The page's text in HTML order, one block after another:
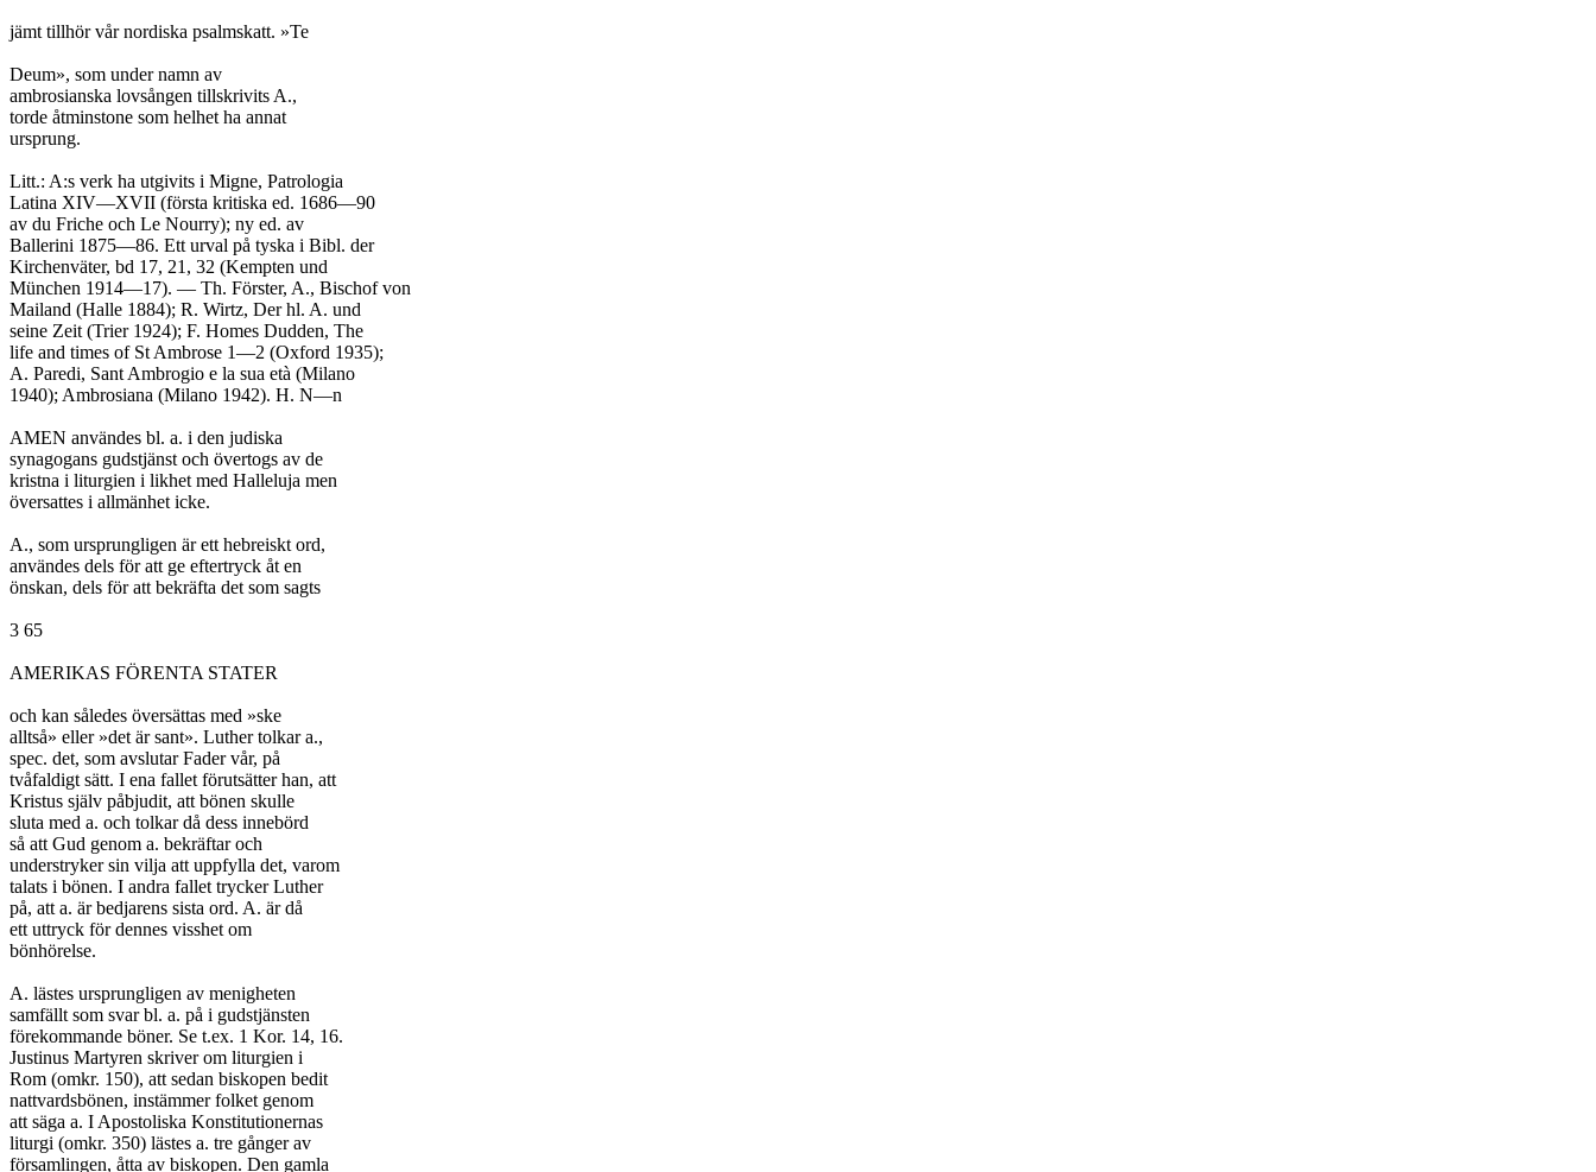
jämt tillhör vår nordiska psalmskatt. »Te
Deum», som under namn av
ambrosianska lovsången tillskrivits A.,
torde åtminstone som helhet ha annat
ursprung.
Litt.: A:s verk ha utgivits i Migne, Patrologia
Latina XIV—XVII (första kritiska ed. 1686—90
av du Friche och Le Nourry); ny ed. av
Ballerini 1875—86. Ett urval på tyska i Bibl. der
Kirchenväter, bd 17, 21, 32 (Kempten und
München 1914—17). — Th. Förster, A., Bischof von
Mailand (Halle 1884); R. Wirtz, Der hl. A. und
seine Zeit (Trier 1924); F. Homes Dudden, The
life and times of St Ambrose 1—2 (Oxford 1935);
A. Paredi, Sant Ambrogio e la sua età (Milano
1940); Ambrosiana (Milano 1942). H. N—n
AMEN användes bl. a. i den judiska
synagogans gudstjänst och övertogs av de
kristna i liturgien i likhet med Halleluja men
översattes i allmänhet icke.
A., som ursprungligen är ett hebreiskt ord,
användes dels för att ge eftertryck åt en
önskan, dels för att bekräfta det som sagts
3 65
AMERIKAS FÖRENTA STATER
och kan således översättas med »ske
alltså» eller »det är sant». Luther tolkar a.,
spec. det, som avslutar Fader vår, på
tvåfaldigt sätt. I ena fallet förutsätter han, att
Kristus själv påbjudit, att bönen skulle
sluta med a. och tolkar då dess innebörd
så att Gud genom a. bekräftar och
understryker sin vilja att uppfylla det, varom
talats i bönen. I andra fallet trycker Luther
på, att a. är bedjarens sista ord. A. är då
ett uttryck för dennes visshet om
bönhörelse.
A. lästes ursprungligen av menigheten
samfällt som svar bl. a. på i gudstjänsten
förekommande böner. Se t.ex. 1 Kor. 14, 16.
Justinus Martyren skriver om liturgien i
Rom (omkr. 150), att sedan biskopen bedit
nattvardsbönen, instämmer folket genom
att säga a. I Apostoliska Konstitutionernas
liturgi (omkr. 350) lästes a. tre gånger av
församlingen, åtta av biskopen. Den gamla